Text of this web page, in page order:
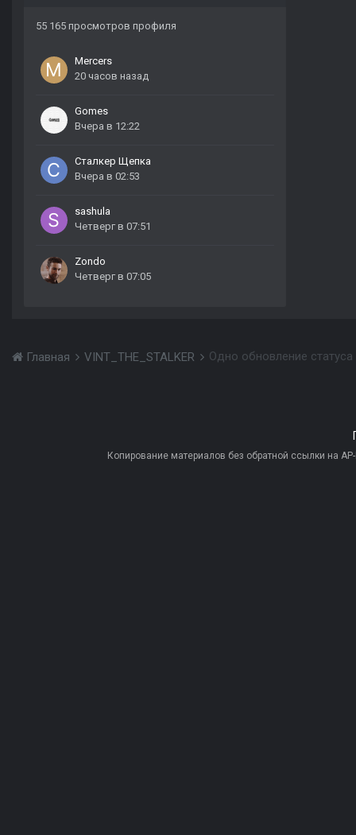
55 165 просмотров профиля
Mercers
20 часов назад
Gomes
Вчера в 12:22
Сталкер Щепка
Вчера в 02:53
sashula
Четверг в 07:51
Zondo
Четверг в 07:05
Главная VINT_THE_STALKER Одно обновление статуса
Копирование материалов без обратной ссылки на